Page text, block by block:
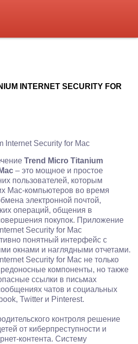
INTERNET SECURITY FOR
Trend Micro Titanium
– это мощное и простое
пользователей, которым
Mac-компьютеров во время
электронной почтой,
операций, общения в
покупок. Приложение
Security for Mac
понятный интерфейс с
окнами и наглядными отчетами.
Security for Mac не только
компоненты, но также
ссылки в письмах
чатов и социальных
Twitter и Pinterest.
контроля решение
от киберпреступности и
контента. Систему